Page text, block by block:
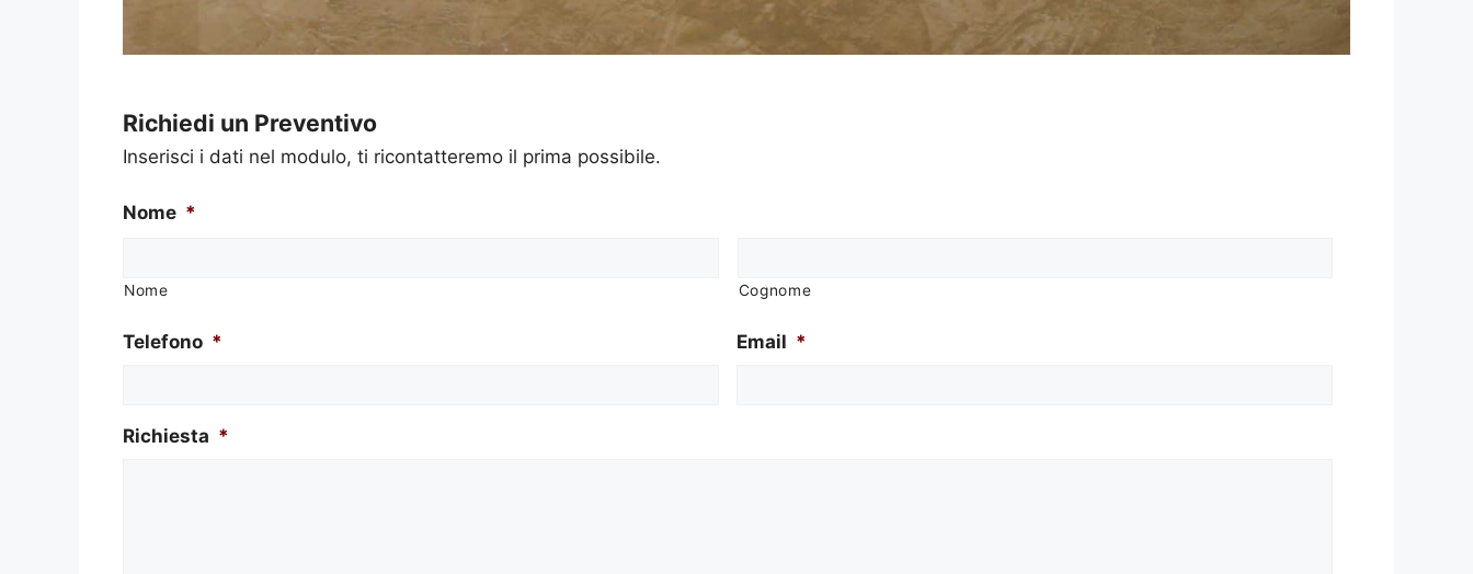
Richiedi un Preventivo
Inserisci i dati nel modulo, ti ricontatteremo il prima possibile.
Nome *
Nome Cognome
Telefono * Email *
Richiesta *